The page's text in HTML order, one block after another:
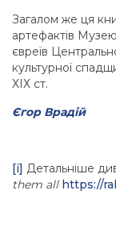
Загалом же ця
артефактів
євреїв
культурної
ХІХ ст.
Єгор Врадій
[i] Детальніше
them all https://